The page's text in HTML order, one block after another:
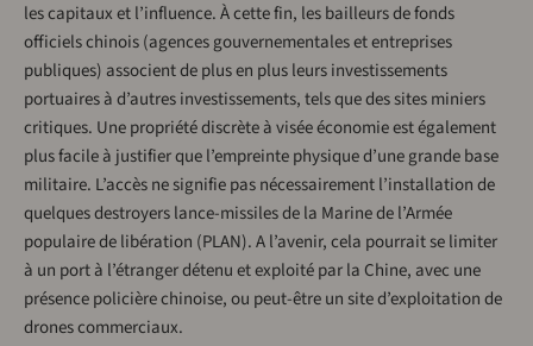
les capitaux et l’influence. À cette fin, les bailleurs de fonds
officiels chinois (agences gouvernementales et entreprises
publiques) associent de plus en plus leurs investissements
portuaires à d’autres investissements, tels que des sites miniers
critiques. Une propriété discrète à visée économie est également
plus facile à justifier que l’empreinte physique d’une grande base
militaire. L’accès ne signifie pas nécessairement l’installation de
quelques destroyers lance-missiles de la Marine de l’Armée
populaire de libération (PLAN). A l’avenir, cela pourrait se limiter
à un port à l’étranger détenu et exploité par la Chine, avec une
présence policière chinoise, ou peut-être un site d’exploitation de
drones commerciaux.